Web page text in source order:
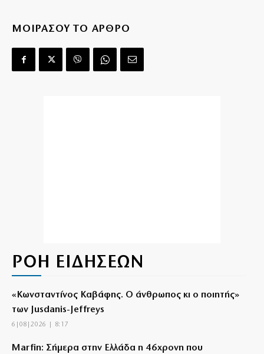
ΜΟΙΡΑΣΟΥ ΤΟ ΑΡΘΡΟ
ΡΟΗ ΕΙΔΗΣΕΩΝ
«Κωνσταντίνος Καβάφης. Ο άνθρωπος κι ο ποιητής»
των Jusdanis-Jeffreys
6|08|2026 | 8:17
Marfin: Σήμερα στην Ελλάδα η 46χρονη που